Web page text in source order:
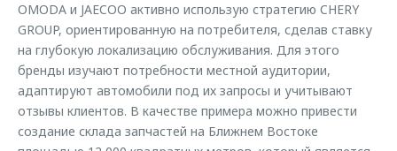
OMODA и JAECOO активно использую стратегию CHERY
GROUP, ориентированную на потребителя, сделав ставку
на глубокую локализацию обслуживания. Для этого
бренды изучают потребности местной аудитории,
адаптируют автомобили под их запросы и учитывают
отзывы клиентов. В качестве примера можно привести
создание склада запчастей на Ближнем Востоке